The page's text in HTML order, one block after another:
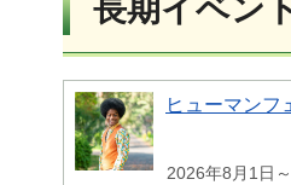
長期イベン
ヒューマンフ
2026年8月1日